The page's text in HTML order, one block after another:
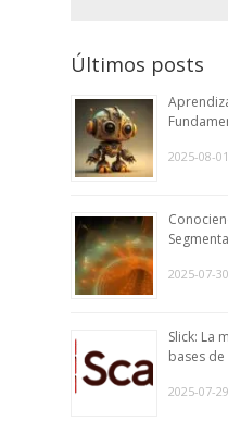
Últimos posts
2025-08-01
2025-07-30
Slick: La
bases de
2025-07-29